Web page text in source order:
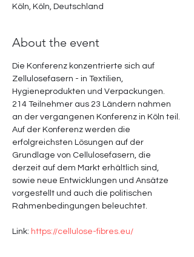
Köln, Köln, Deutschland
About the event
Die Konferenz konzentrierte sich auf
Zellulosefasern - in Textilien,
Hygieneprodukten und Verpackungen.
214 Teilnehmer aus 23 Ländern nahmen
an der vergangenen Konferenz in Köln teil.
Auf der Konferenz werden die
erfolgreichsten Lösungen auf der
Grundlage von Cellulosefasern, die
derzeit auf dem Markt erhältlich sind,
sowie neue Entwicklungen und Ansätze
vorgestellt und auch die politischen
Rahmenbedingungen beleuchtet.
Link: https://cellulose-fibres.eu/